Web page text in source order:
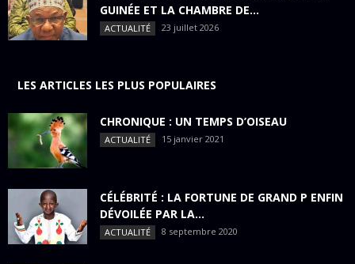
GUINÉE ET LA CHAMBRE DE...
ACTUALITÉ 23 juillet 2026
LES ARTICLES LES PLUS POPULAIRES
CHRONIQUE : UN TEMPS D’OISEAU
ACTUALITÉ 15 janvier 2021
CÉLÉBRITÉ : LA FORTUNE DE GRAND P ENFIN
DÉVOILÉE PAR LA...
ACTUALITÉ 8 septembre 2020